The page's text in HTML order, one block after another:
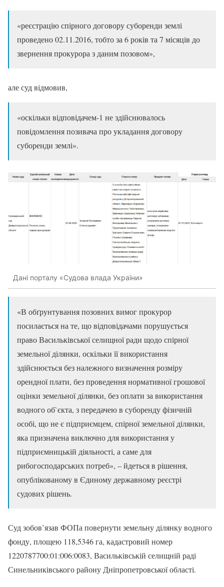
«реєстрацію спірного договору суборенди землі
проведено 02.11.2016, тобто за 6 років та 7 місяців до
звернення прокурора з даним позовом»,
але суд відмовив,
«оскільки відповідачем-1 не здійснювалось
повідомлення позивача про укладання договору
суборенди землі».
Дані порталу «Судова влада України»
«В обґрунтування позовних вимог прокурор
посилається на те, що відповідачами порушується
право Васильківської селищної ради щодо спірної
земельної ділянки, оскільки її використання
здійснюється без належного визначення розміру
орендної плати, без проведення нормативної грошової
оцінки земельної ділянки, без оплати за використання
водного об`єкта, з передачею в суборенду фізичній
особі, що не є підприємцем, спірної земельної ділянки,
яка призначена виключно для використання у
підприємницькій діяльності, а саме для
рибогосподарських потреб», – йдеться в рішення,
опублікованому в Єдиному державному реєстрі
судових рішень.
Суд зобов’язав ФОПа повернути земельну ділянку водного
фонду, площею 118,5346 га, кадастровий номер
1220787700:01:006:0083, Васильківській селищній раді
Синельниківського району Дніпропетровської області.